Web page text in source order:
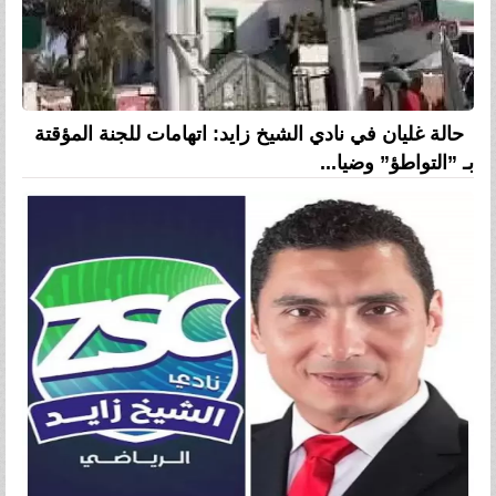
حالة غليان في نادي الشيخ زايد: اتهامات للجنة المؤقتة
بـ ”التواطؤ” وضيا...